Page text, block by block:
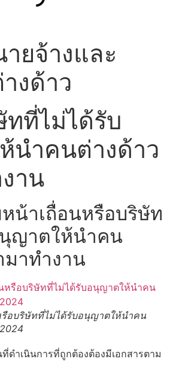
ยจ้างและ
งด้าว
ทที่ไม่ได้รับ
นำคนต่างด้าว
าน
น้าเถื่อนหรือบริษัท
ญาตให้นำคน
มาทำงาน
อบริษัทที่ไม่ได้รับอนุญาตให้นำคน
ดำเนินการที่ถูกต้องต้องมีเอกสารตาม